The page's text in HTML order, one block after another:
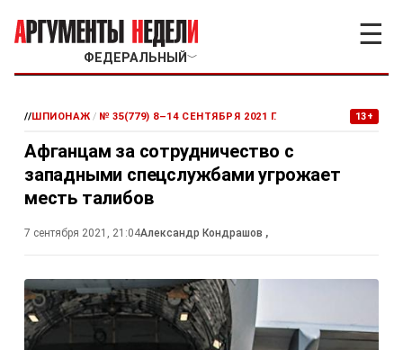
ФЕДЕРАЛЬНЫЙ ﹀
☰
//ШПИОНАЖ / № 35(779) 8–14 СЕНТЯБРЯ 2021 Г. 13+
Афганцам за сотрудничество с
западными спецслужбами угрожает
месть талибов
7 сентября 2021, 21:04Александр Кондрашов ,